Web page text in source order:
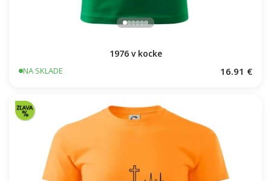
1976 v kocke
NA SKLADE 16.91 €